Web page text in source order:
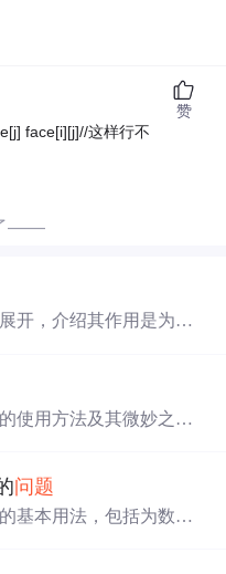
face[i][j]//这样行不
赞
——
开，介绍其作用是为数
明中如何用
的使用方法及其微妙之
问题
的基本用法，包括为数据